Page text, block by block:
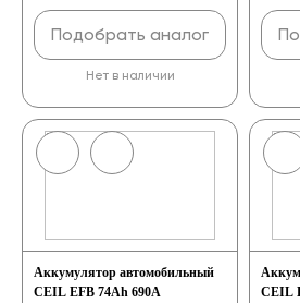
Подобрать аналог
Нет в наличии
Аккумулятор автомобильный
CEIL EFB 74Ah 690A
CEIL